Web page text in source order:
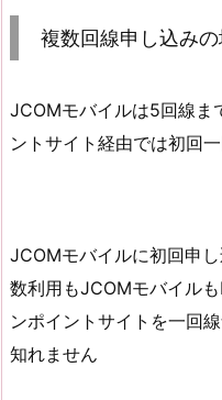
複数回線申し込み
JCOMモバイルは5回線ま
ントサイト経由では初回
JCOMモバイルに初回申
数利用もJCOMモバイル
ンポイントサイトを一回
知れません